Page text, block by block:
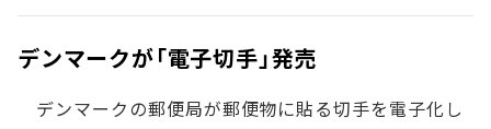
デンマークが「電子切手」発売
デンマークの郵便局が郵便物に貼る切手を電子化し